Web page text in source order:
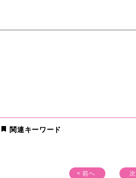
関連キーワード
< 前へ